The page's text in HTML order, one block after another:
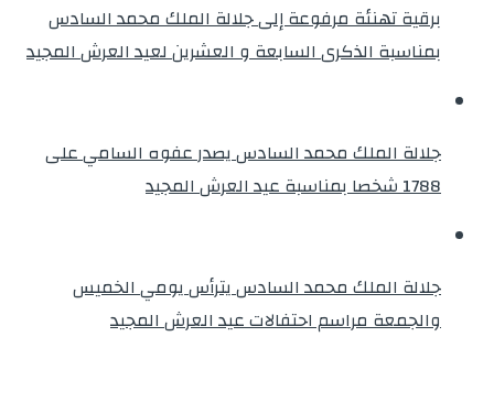
برقية تهنئة مرفوعة إلى جلالة الملك محمد السادس
بمناسبة الذكرى السابعة و العشرين لعيد العرش المجيد
جلالة الملك محمد السادس يصدر عفوه السامي على
1788 شخصا بمناسبة عيد العرش المجيد
جلالة الملك محمد السادس يترأس يومي الخميس
والجمعة مراسم احتفالات عيد العرش المجيد